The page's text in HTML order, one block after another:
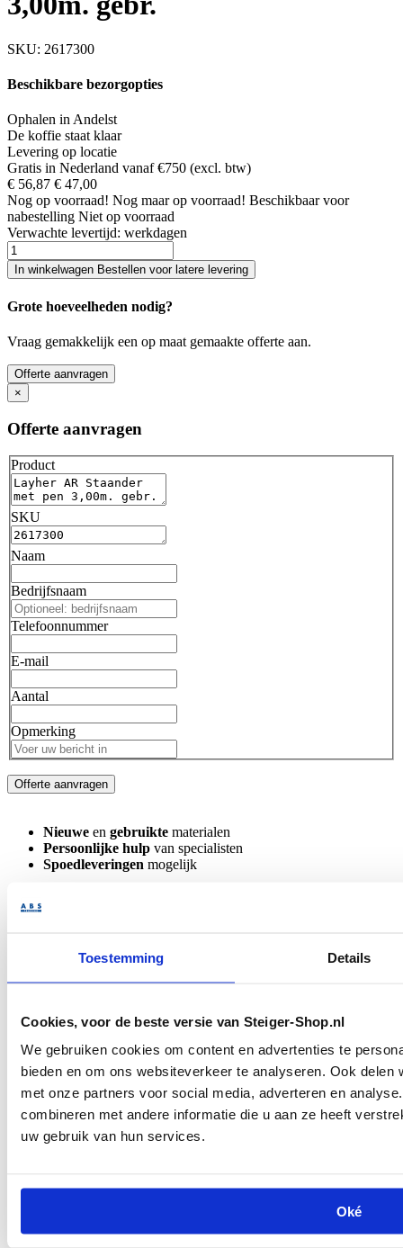
Toestemming Details
Cookies, voor de beste versie van Steiger-Shop.nl
We gebruiken cookies om content en advertenties te
bieden en om ons websiteverkeer te analyseren. Ook
met onze partners voor social media, adverteren en
combineren met andere informatie die u aan ze heeft
uw gebruik van hun services.
Oké
SKU: 2617300
Beschikbare bezorgopties
Ophalen in Andelst
De koffie staat klaar
Levering op locatie
Gratis in Nederland vanaf €750 (excl. btw)
€ 56,87 € 47,00
Nog op voorraad! Nog maarop voorraad! Beschikbaar voor
nabestelling Niet op voorraad
Verwachte levertijd: werkdagen
In winkelwagen Bestellen voor latere levering
Grote hoeveelheden nodig?
Vraag gemakkelijk een op maat gemaakte offerte aan.
Offerte aanvragen
×
Offerte aanvragen
Product
SKU
Naam
Bedrijfsnaam
Telefoonnummer
E-mail
Aantal
Opmerking
Offerte aanvragen
Nieuwe en gebruikte materialen
Persoonlijke hulp van specialisten
Spoedleveringen mogelijk
Layher AR Staander met pen 3,00m. gebr.
voor stuk zorgvuldig gecontroleerd. Hierbij garanderen wij dat het
Dankzij deze kwaliteitscontrole bent u verzekerd van betrouwbare
In enkele gevallen kunnen wij, bijvoorbeeld door overnames, ook
niet-Layher aanbieden. Heeft u hier interesse in? Neem dan gerust
contact met ons op voor de mogelijkheden.
Specificaties